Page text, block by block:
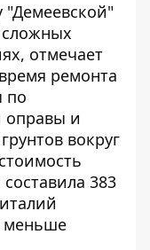
отмечает
ремонта
по
оправы и
вокруг
383
меньше